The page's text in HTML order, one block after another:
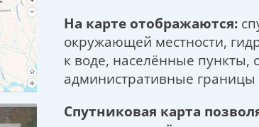
На карте отображаются:
окружающей местности,
к воде, населённые пункты,
административные
Спутниковая карта